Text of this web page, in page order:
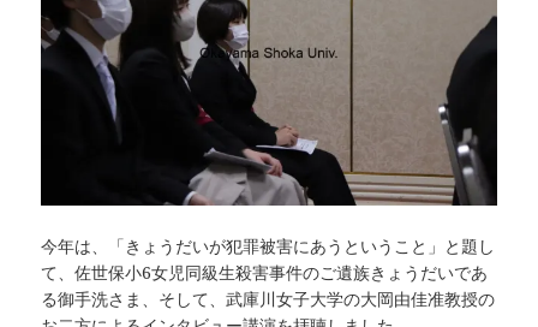
今年は、「きょうだいが犯罪被害にあうということ」と題し
て、佐世保小6女児同級生殺害事件のご遺族きょうだいであ
る御手洗さま、そして、武庫川女子大学の大岡由佳准教授の